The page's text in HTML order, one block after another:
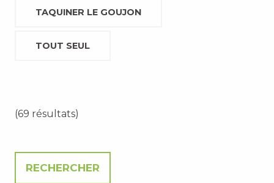
TAQUINER LE GOUJON
TOUT SEUL
(69 résultats)